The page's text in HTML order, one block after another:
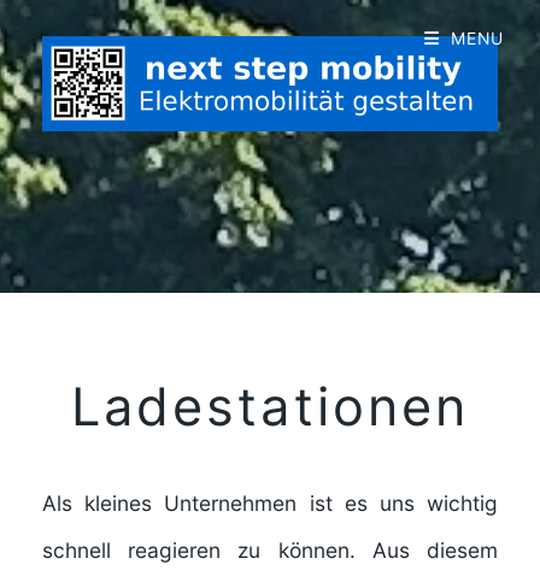
Ladestationen
Als kleines Unternehmen ist es uns wichtig
schnell reagieren zu können. Aus diesem
MENU